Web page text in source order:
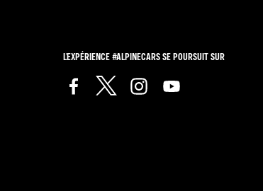
L'EXPÉRIENCE #ALPINECARS SE POURSUIT SUR